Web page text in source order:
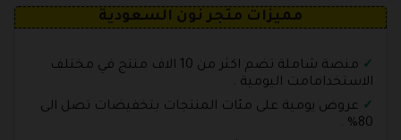
مميزات متجر نون السعودية
منصة شاملة تضم اكثر من 10 الاف منتج في مختلف
الاستخدامامت اليومية .
عروض يومية على مئات المنتجات بتخفيضات تصل الى
80% .